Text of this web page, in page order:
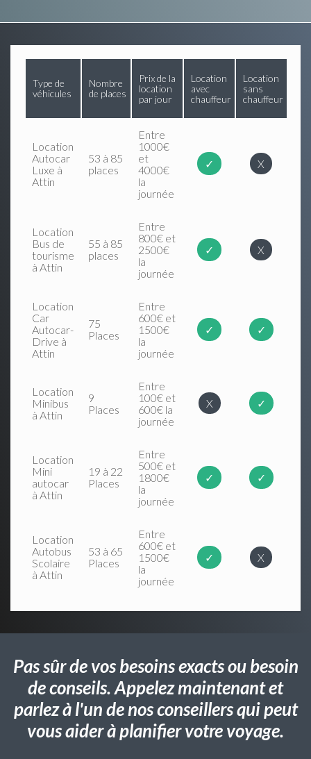
Type de
véhicules
Nombre
de places
Prix de la
location
par jour
Location
avec
chauffeur
Location
sans
chauffeur
Location
Autocar
Luxe à
Attin
53 à 85
places
Entre
1000€
et
4000€
la
journée
✓ X
Location
Bus de
tourisme
à Attin
55 à 85
places
Entre
800€ et
2500€
la
journée
✓ X
Location
Car
Autocar-
Drive à
Attin
75
Places
Entre
600€ et
1500€
la
journée
✓ ✓
Location
Minibus
à Attin
9
Places
Entre
100€ et
600€ la
journée
X ✓
Location
Mini
autocar
à Attin
19 à 22
Places
Entre
500€ et
1800€
la
journée
✓ ✓
Location
Autobus
Scolaire
à Attin
53 à 65
Places
Entre
600€ et
1500€
la
journée
✓ X
Pas sûr de vos besoins exacts ou besoin
de conseils. Appelez maintenant et
parlez à l'un de nos conseillers qui peut
vous aider à planifier votre voyage.